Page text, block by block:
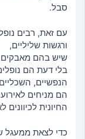
סבל.
עם זאת, רבים
ורגשות שליליים,
שיש בהם מאבקים,
בלי דעת הם
הנפשיים, השכליים,
הם מניחים
החיונית לכיוונים
כדי לצאת ממעגל